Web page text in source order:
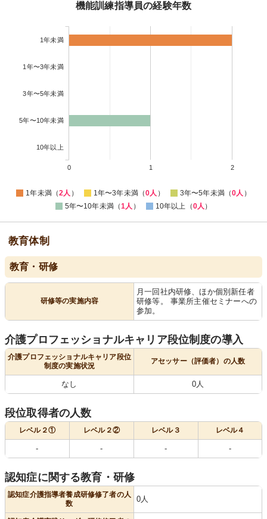
機能訓練指導員の経験年数
1年未満
1年〜3年未満
3年〜5年未満
5年〜10年未満
10年以上
0 1 2
1年未満（2人 ） 1年〜3年未満（0人 ） 3年〜5年未満（0人 ）
5年〜10年未満（1人 ） 10年以上（0人 ）
教育体制
教育・研修
研修等の実施内容
月一回社内研修、ほか個別新任者
研修等。 事業所主催セミナーへの
参加。
介護プロフェッショナルキャリア段位制度の導入
介護プロフェッショナルキャリア段位
制度の実施状況
アセッサー（評価者）の人数
なし 0人
段位取得者の人数
レベル２① レベル２② レベル３ レベル４
- - - -
認知症に関する教育・研修
認知症介護指導者養成研修修了者の人
数
0人